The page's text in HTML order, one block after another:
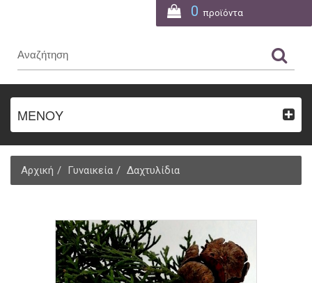
0 προϊόντα
ΜΕΝΟΥ
Αρχική Γυναικεία Δαχτυλίδια